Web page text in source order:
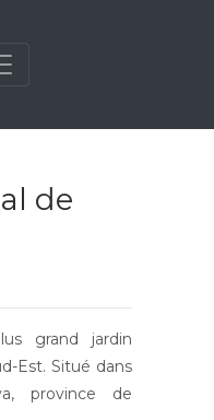
de
grand jardin
Est. Situé dans
province de